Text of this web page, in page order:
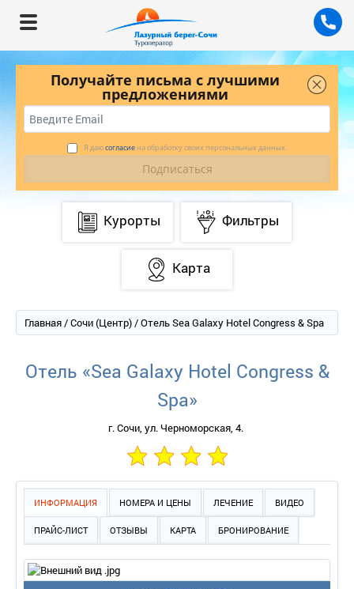
Получайте письма с лучшими
предложениями
Я даюсогласие на обработку своих персональных данных.
Курорты Фильтры
Карта
Главная/Сочи (Центр)/ Отель Sea Galaxy Hotel Congress & Spa
Отель «Sea Galaxy Hotel Congress &
Spa»
г. Сочи, ул. Черноморская, 4.
ИНФОРМАЦИЯ НОМЕРА И ЦЕНЫ ЛЕЧЕНИЕ ВИДЕО
ПРАЙС-ЛИСТ ОТЗЫВЫ КАРТА БРОНИРОВАНИЕ